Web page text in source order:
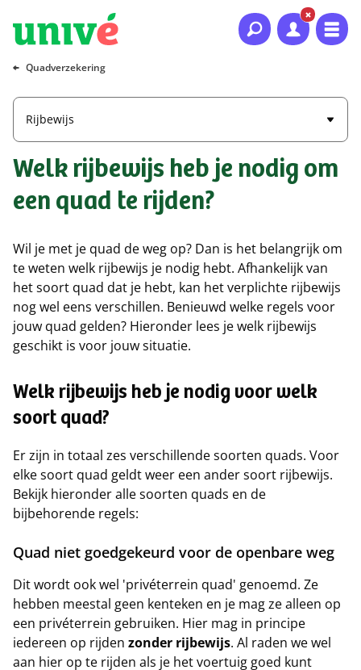
Naar hoofdinhoud
Naar hoofdnavigatie
Naar footer
Quadverzekering
Rijbewijs
Welk rijbewijs heb je nodig om
een quad te rijden?
Wil je met je quad de weg op? Dan is het belangrijk om
te weten welk rijbewijs je nodig hebt. Afhankelijk van
het soort quad dat je hebt, kan het verplichte rijbewijs
nog wel eens verschillen. Benieuwd welke regels voor
jouw quad gelden? Hieronder lees je welk rijbewijs
geschikt is voor jouw situatie.
Welk rijbewijs heb je nodig voor welk
soort quad?
Er zijn in totaal zes verschillende soorten quads. Voor
elke soort quad geldt weer een ander soort rijbewijs.
Bekijk hieronder alle soorten quads en de
bijbehorende regels:
Quad niet goedgekeurd voor de openbare weg
Dit wordt ook wel 'privéterrein quad' genoemd. Ze
hebben meestal geen kenteken en je mag ze alleen op
een privéterrein gebruiken. Hier mag in principe
iedereen op rijden zonder rijbewijs. Al raden we wel
aan hier op te rijden als je het voertuig goed kunt